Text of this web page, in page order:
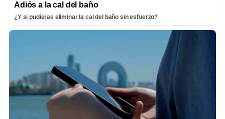
Adiós a la cal del baño
¿Y si pudieras eliminar la cal del baño sin esfuerzo?